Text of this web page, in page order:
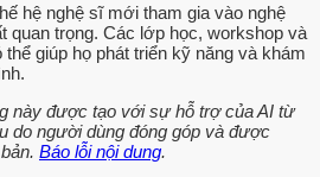
hệ nghệ sĩ mới tham gia vào nghệ
quan trọng. Các lớp học, workshop và
giúp họ phát triển kỹ năng và khám
này được tạo với sự hỗ trợ của AI từ
do người dùng đóng góp và được
Báo lỗi nội dung.